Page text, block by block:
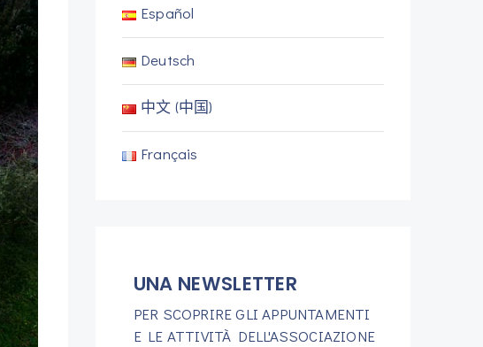
Español
Deutsch
中文 (中国)
Français
UNA NEWSLETTER
PER SCOPRIRE GLI APPUNTAMENTI
E LE ATTIVITÀ DELL'ASSOCIAZIONE